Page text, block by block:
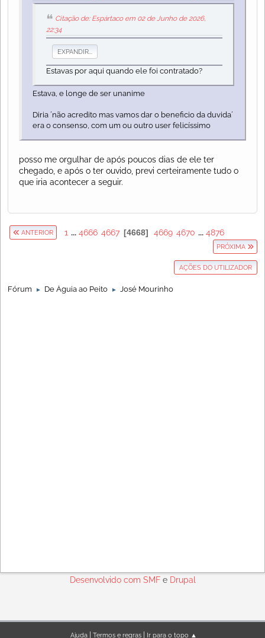
Citação de: Espártaco em 02 de Junho de 2026,
22:34
EXPANDIR...
Estavas por aqui quando ele foi contratado?
Estava, e longe de ser unanime
Diria ´não acredito mas vamos dar o beneficio da duvida´
era o consenso, com um ou outro user felicíssimo
posso me orgulhar de após poucos dias de ele ter
chegado, e após o ter ouvido, previ certeiramente tudo o
que iria acontecer a seguir.
ANTERIOR 1 ... 4666 4667 4668 4669 4670 ... 4876
PRÓXIMA
AÇÕES DO UTILIZADOR
Fórum ► De Águia ao Peito ► José Mourinho
Desenvolvido com SMFe Drupal
Ajuda| Termos e regras| Ir para o topo ▲